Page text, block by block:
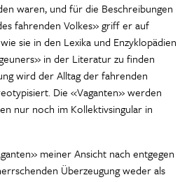
waren, und für die Beschreibungen
fahrenden Volkes» griff er auf
sie in den Lexika und Enzyklopädien
in der Literatur zu finden
wird der Alltag der fahrenden
Die «Vaganten» werden
nur noch im Kollektivsingular in
meiner Ansicht nach entgegen
Überzeugung weder als